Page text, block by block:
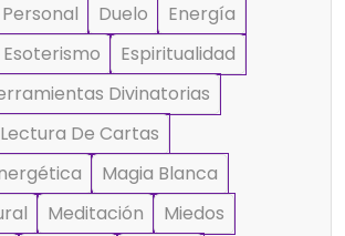
Duelo
Energía
Esoterismo
Espiritualidad
Divinatorias
Lectura De Cartas
Magia Blanca
Meditación
Miedos